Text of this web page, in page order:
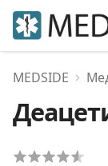
MEDSIDE